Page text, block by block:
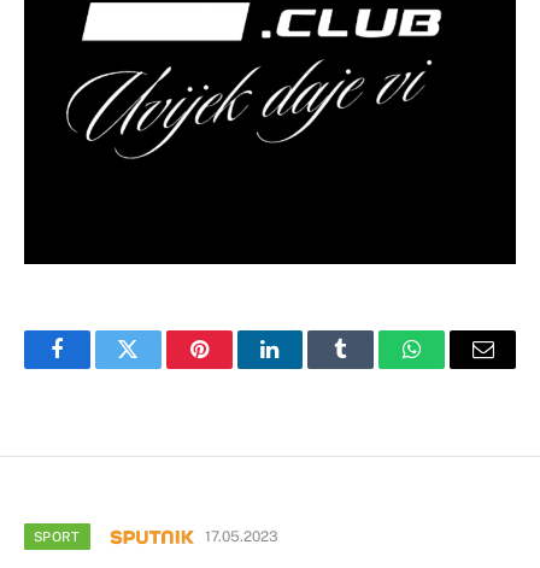
FacebookTwitter PinterestLinkedInTumblr WhatsAppEmail
SPORT 17.05.2023